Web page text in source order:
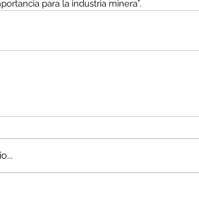
enfrenta
mientras
en
Comunicado
para la industria minera”.